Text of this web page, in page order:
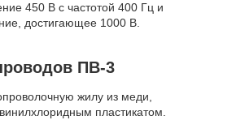
450 В с частотой 400 Гц и
достигающее 1000 В.
ПВ-3
жилу из меди,
пластикатом.